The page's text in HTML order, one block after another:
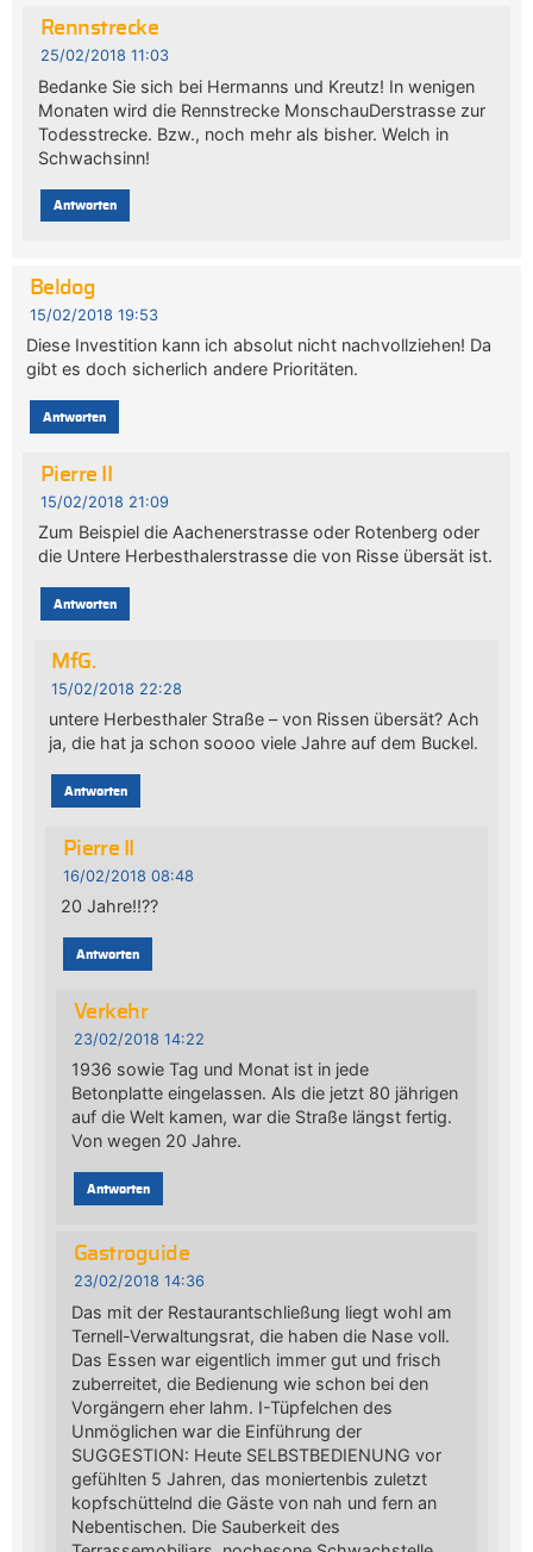
Rennstrecke
25/02/2018 11:03
Bedanke Sie sich bei Hermanns und Kreutz! In wenigen
Monaten wird die Rennstrecke MonschauDerstrasse zur
Todesstrecke. Bzw., noch mehr als bisher. Welch in
Schwachsinn!
Antworten
Beldog
15/02/2018 19:53
Diese Investition kann ich absolut nicht nachvollziehen! Da
gibt es doch sicherlich andere Prioritäten.
Antworten
Pierre II
15/02/2018 21:09
Zum Beispiel die Aachenerstrasse oder Rotenberg oder
die Untere Herbesthalerstrasse die von Risse übersät ist.
Antworten
MfG.
15/02/2018 22:28
untere Herbesthaler Straße – von Rissen übersät? Ach
ja, die hat ja schon soooo viele Jahre auf dem Buckel.
Antworten
Pierre II
16/02/2018 08:48
20 Jahre!!??
Antworten
Verkehr
23/02/2018 14:22
1936 sowie Tag und Monat ist in jede
Betonplatte eingelassen. Als die jetzt 80 jährigen
auf die Welt kamen, war die Straße längst fertig.
Von wegen 20 Jahre.
Antworten
Gastroguide
23/02/2018 14:36
Das mit der Restaurantschließung liegt wohl am
Ternell-Verwaltungsrat, die haben die Nase voll.
Das Essen war eigentlich immer gut und frisch
zuberreitet, die Bedienung wie schon bei den
Vorgängern eher lahm. I-Tüpfelchen des
Unmöglichen war die Einführung der
SUGGESTION: Heute SELBSTBEDIENUNG vor
gefühlten 5 Jahren, das moniertenbis zuletzt
kopfschüttelnd die Gäste von nah und fern an
Nebentischen. Die Sauberkeit des